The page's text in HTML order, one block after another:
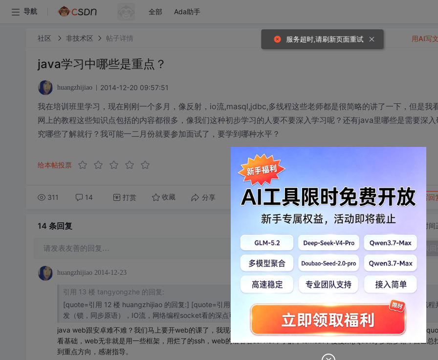
导航 全部 Ada助手
社区 非技术区 帖子详情
java学习中哪些是重点？
huangzhijiao 2014-12-20 09:57:51
我在培训班里学习，现在刚刚一个多月，像反射，io流,masql,jdbc,多线程这些老师都是很简略的讲了一下，但是我
网上的教程这些知识点包括的内容都很多，像我们这种初步学习的人要不要深入学习呢？还有java里哪些是需要深入
究哪些了解就行？我可能一二月份就要参加面试了，要学到哪种水平？
给本帖投票
311 14 打赏 收藏 分享 转发到动态 举报 写回
用AI写
14 条回复 切换为时间
请发表友善的回复… 发表回
huangzhijiao 2014-12-23
引用 13 楼 tangyongzhe 的回复:
[quote=引用 12 楼 huangzhijiao 的回复:] [quote=引用 9 楼 tangyongzhe 的回复:] 集合（有兴趣可以看看源码），多线程
发（锁，同步原语），IO流，网络编程socket看的深点可以看看异步IO，xml解析，jdbc连接，建议多看源码。
java web跟安卓难不难？我们马上要开web的课了，我现在应该看以前的基础知识还是预习一下web，我怕到时候跟不上[/
看基础，web无非就是用一些框架，用烂了的ssh，web的话看看servlet，了解下tomcat，慢慢来[/quote] 多谢多谢，自己总
到重点方向，感谢指导。
服务超时,请刷新页面重试